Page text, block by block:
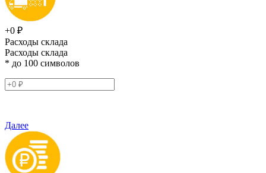
+0 ₽
Расходы склада
Расходы склада
* до 100 символов
Далее